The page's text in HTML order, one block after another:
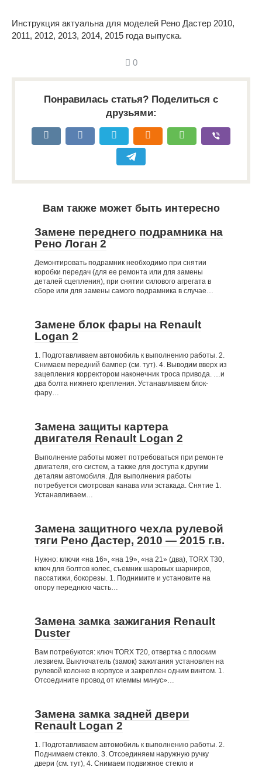
Инструкция актуальна для моделей Рено Дастер 2010,
2011, 2012, 2013, 2014, 2015 года выпуска.
0
Понравилась статья? Поделиться с
друзьями:
Вам также может быть интересно
Замене переднего подрамника на
Рено Логан 2
Демонтировать подрамник необходимо при снятии
коробки передач (для ее ремонта или для замены
деталей сцепления), при снятии силового агрегата в
сборе или для замены самого подрамника в случае…
Замене блок фары на Renault
Logan 2
1. Подготавливаем автомобиль к выполнению работы. 2.
Снимаем передний бампер (см. тут). 4. Выводим вверх из
зацепления корректором наконечник троса привода. …и
два болта нижнего крепления. Устанавливаем блок-
фару…
Замена защиты картера
двигателя Renault Logan 2
Выполнение работы может потребоваться при ремонте
двигателя, его систем, а также для доступа к другим
деталям автомобиля. Для выполнения работы
потребуется смотровая канава или эстакада. Снятие 1.
Устанавливаем…
Замена защитного чехла рулевой
тяги Рено Дастер, 2010 — 2015 г.в.
Нужно: ключи «на 16», «на 19», «на 21» (два), TORX Т30,
ключ для болтов колес, съемник шаровых шарниров,
пассатижи, бокорезы. 1. Поднимите и установите на
опору переднюю часть…
Замена замка зажигания Renault
Duster
Вам потребуются: ключ TORX T20, отвертка с плоским
лезвием. Выключатель (замок) зажигания установлен на
рулевой колонке в корпусе и закреплен одним винтом. 1.
Отсоедините провод от клеммы минус»…
Замена замка задней двери
Renault Logan 2
1. Подготавливаем автомобиль к выполнению работы. 2.
Поднимаем стекло. 3. Отсоединяем наружную ручку
двери (см. тут), 4. Снимаем подвижное стекло и